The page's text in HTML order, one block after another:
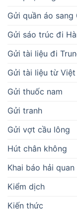
Gửi quần áo sang
Gửi sáo trúc đi
Gửi tài liệu đi
Gửi tài liệu từ
Gửi thuốc nam
Gửi tranh
Gửi vợt cầu lông
Hút chân không
Khai báo hải quan
Kiểm dịch
Kiến thức